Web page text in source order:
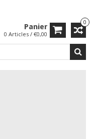
0
Panier
0 Articles / €0,00